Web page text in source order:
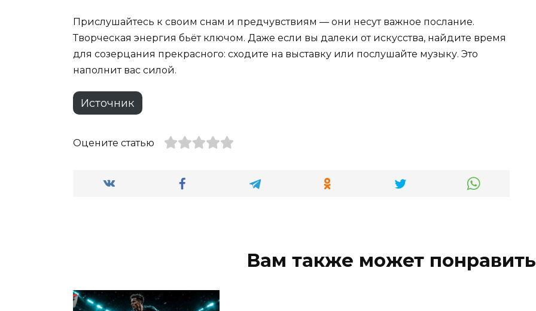
Прислушайтесь к своим снам и предчувствиям — они несут важное послание.
Творческая энергия бьёт ключом. Даже если вы далеки от искусства, найдите время
для созерцания прекрасного: сходите на выставку или послушайте музыку. Это
наполнит вас силой.
Источник
Оцените статью
Вам также может